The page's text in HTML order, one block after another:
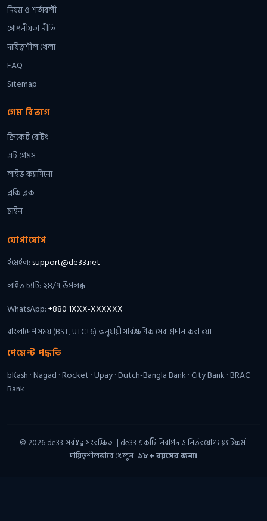
নিয়ম ও শর্তাবলী
গোপনীয়তা নীতি
দায়িত্বশীল খেলা
FAQ
Sitemap
গেম বিভাগ
ক্রিকেট বেটিং
স্লট গেমস
লাইভ ক্যাসিনো
ব্লকি ব্লক
মাইন
যোগাযোগ
ইমেইল:support@de33.net
লাইভ চ্যাট: ২৪/৭ উপলব্ধ
WhatsApp:+880 1XXX-XXXXXX
বাংলাদেশ সময় (BST, UTC+6) অনুযায়ী সার্বক্ষণিক সেবা প্রদান করা হয়।
পেমেন্ট পদ্ধতি
bKash · Nagad · Rocket · Upay · Dutch-Bangla Bank · City Bank · BRAC
Bank
© 2026 de33. সর্বস্বত্ব সংরক্ষিত। | de33 একটি নিরাপদ ও নির্ভরযোগ্য প্ল্যাটফর্ম।
দায়িত্বশীলভাবে খেলুন। ১৮+ বয়সের জন্য।